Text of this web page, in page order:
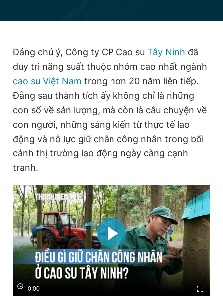
0906 645 777 0908 780 404
Đặt báo Quảng cáo RSS Tòa soạn Chính sách bảo
Tổng biên tập: Nguyễn Ngọc Toàn
Phó tổng biên tập thường trực: Hải Thành
Phó tổng biên tập: Lâm Hiếu Dũng
Phó tổng biên tập: Trần Việt Hưng
Tổng thư ký tòa soạn: Đức Trung
Giấy phép xuất bản số 110/GP - BTTTT cấp ngày 24.3.2020
© 2003-2026 Bản quyền thuộc về Báo Thanh Niên. Cấm sao
chép dưới mọi hình thức nếu không có sự chấp thuận bằng văn
Đáng chú ý, Công ty CP Cao su Tây Ninh đã
duy trì năng suất thuộc nhóm cao nhất ngành
cao su Việt Nam trong hơn 20 năm liên tiếp.
Đằng sau thành tích ấy không chỉ là những
con số về sản lượng, mà còn là câu chuyện về
con người, những sáng kiến từ thực tế lao
động và nỗ lực giữ chân công nhân trong bối
cảnh thị trường lao động ngày càng cạnh
tranh.
0:00